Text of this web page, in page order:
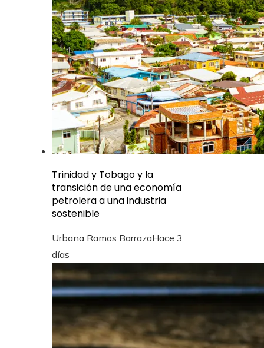
Trinidad y Tobago y la
transición de una economía
petrolera a una industria
sostenible
Urbana Ramos BarrazaHace 3
días